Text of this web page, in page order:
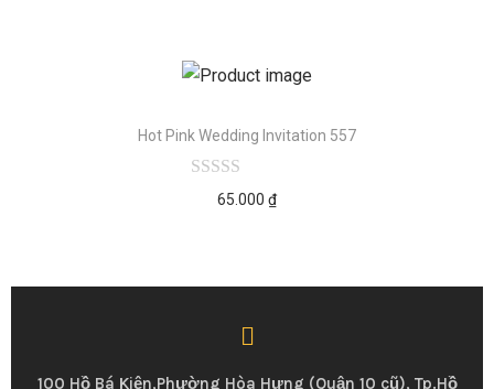
Hot Pink Wedding Invitation 557
65.000 ₫
100 Hồ Bá Kiện,Phường Hòa Hưng (Quận 10 cũ), Tp.Hồ